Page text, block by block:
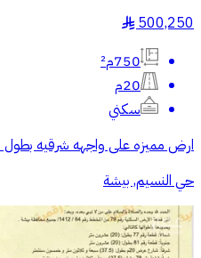
500,250
§
750م²
20م
سكني
ارض مميزه على واجهه شرقيه بطول 37.5 متر على شارع عرض 20
حي النسيم, بيشة